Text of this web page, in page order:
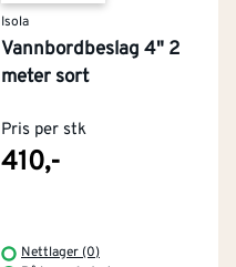
Isola
Vannbordbeslag 4" 2
meter sort
Pris per stk
410,-
Nettlager (0)